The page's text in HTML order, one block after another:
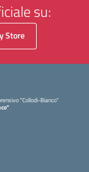
su:
Store
"Collodi-Bianco"